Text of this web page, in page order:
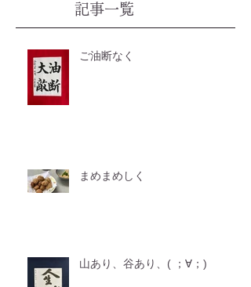
記事一覧
ご油断なく
まめまめしく
山あり、谷あり、( ；∀；)